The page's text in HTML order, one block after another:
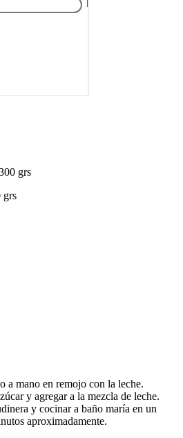
grs
grs
a mano en remojo con la leche.
y agregar a la mezcla de leche.
y cocinar a baño maría en un
aproximadamente.